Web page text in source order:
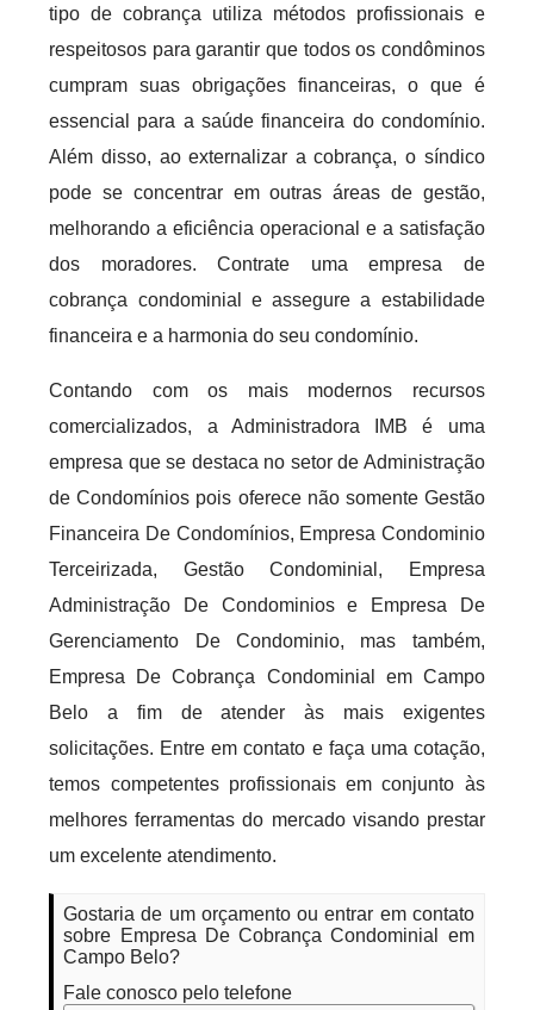
tipo de cobrança utiliza métodos profissionais e
respeitosos para garantir que todos os condôminos
cumpram suas obrigações financeiras, o que é
essencial para a saúde financeira do condomínio.
Além disso, ao externalizar a cobrança, o síndico
pode se concentrar em outras áreas de gestão,
melhorando a eficiência operacional e a satisfação
dos moradores. Contrate uma empresa de
cobrança condominial e assegure a estabilidade
financeira e a harmonia do seu condomínio.
Contando com os mais modernos recursos
comercializados, a Administradora IMB é uma
empresa que se destaca no setor de Administração
de Condomínios pois oferece não somente Gestão
Financeira De Condomínios, Empresa Condominio
Terceirizada, Gestão Condominial, Empresa
Administração De Condominios e Empresa De
Gerenciamento De Condominio, mas também,
Empresa De Cobrança Condominial em Campo
Belo a fim de atender às mais exigentes
solicitações. Entre em contato e faça uma cotação,
temos competentes profissionais em conjunto às
melhores ferramentas do mercado visando prestar
um excelente atendimento.
Gostaria de um orçamento ou entrar em contato
sobre Empresa De Cobrança Condominial em
Campo Belo?
Fale conosco pelo telefone